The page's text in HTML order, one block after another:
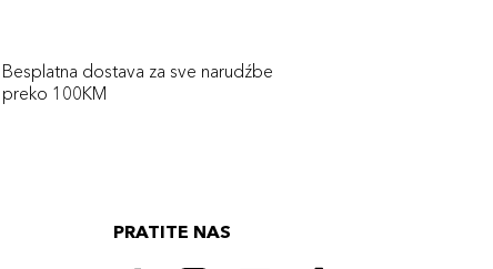
Besplatna dostava za sve narudźbe
preko 100KM
PRATITE NAS